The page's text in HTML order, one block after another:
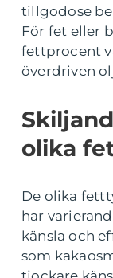
tillgodose
För fet eller
fettprocent
överdriven
olika
De olika
har
känsla och
som